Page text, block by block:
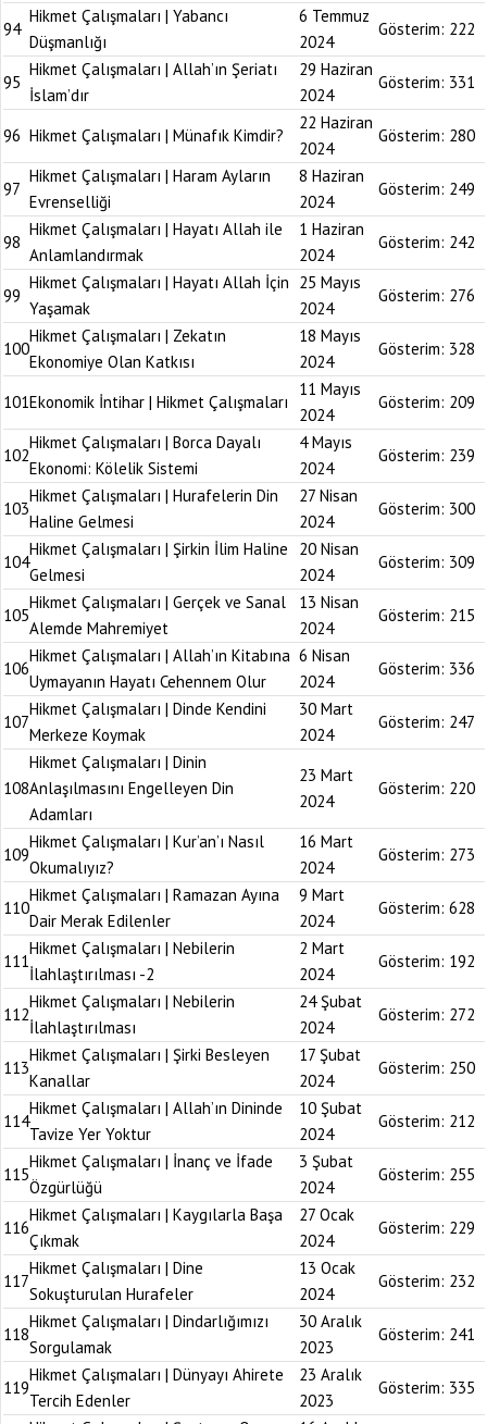
94
Hikmet Çalışmaları | Yabancı
Düşmanlığı
6 Temmuz
2024
Gösterim: 222
95
Hikmet Çalışmaları | Allah’ın Şeriatı
İslam’dır
29 Haziran
2024
Gösterim: 331
96 Hikmet Çalışmaları | Münafık Kimdir?
22 Haziran
2024
Gösterim: 280
97
Hikmet Çalışmaları | Haram Ayların
Evrenselliği
8 Haziran
2024
Gösterim: 249
98
Hikmet Çalışmaları | Hayatı Allah ile
Anlamlandırmak
1 Haziran
2024
Gösterim: 242
99
Hikmet Çalışmaları | Hayatı Allah İçin
Yaşamak
25 Mayıs
2024
Gösterim: 276
100
Hikmet Çalışmaları | Zekatın
Ekonomiye Olan Katkısı
18 Mayıs
2024
Gösterim: 328
101Ekonomik İntihar | Hikmet Çalışmaları
11 Mayıs
2024
Gösterim: 209
102
Hikmet Çalışmaları | Borca Dayalı
Ekonomi: Kölelik Sistemi
4 Mayıs
2024
Gösterim: 239
103
Hikmet Çalışmaları | Hurafelerin Din
Haline Gelmesi
27 Nisan
2024
Gösterim: 300
104
Hikmet Çalışmaları | Şirkin İlim Haline
Gelmesi
20 Nisan
2024
Gösterim: 309
105
Hikmet Çalışmaları | Gerçek ve Sanal
Alemde Mahremiyet
13 Nisan
2024
Gösterim: 215
106
Hikmet Çalışmaları | Allah’ın Kitabına
Uymayanın Hayatı Cehennem Olur
6 Nisan
2024
Gösterim: 336
107
Hikmet Çalışmaları | Dinde Kendini
Merkeze Koymak
30 Mart
2024
Gösterim: 247
108
Hikmet Çalışmaları | Dinin
Anlaşılmasını Engelleyen Din
Adamları
23 Mart
2024
Gösterim: 220
109
Hikmet Çalışmaları | Kur’an’ı Nasıl
Okumalıyız?
16 Mart
2024
Gösterim: 273
110
Hikmet Çalışmaları | Ramazan Ayına
Dair Merak Edilenler
9 Mart
2024
Gösterim: 628
111
Hikmet Çalışmaları | Nebilerin
İlahlaştırılması -2
2 Mart
2024
Gösterim: 192
112
Hikmet Çalışmaları | Nebilerin
İlahlaştırılması
24 Şubat
2024
Gösterim: 272
113
Hikmet Çalışmaları | Şirki Besleyen
Kanallar
17 Şubat
2024
Gösterim: 250
114
Hikmet Çalışmaları | Allah’ın Dininde
Tavize Yer Yoktur
10 Şubat
2024
Gösterim: 212
115
Hikmet Çalışmaları | İnanç ve İfade
Özgürlüğü
3 Şubat
2024
Gösterim: 255
116
Hikmet Çalışmaları | Kaygılarla Başa
Çıkmak
27 Ocak
2024
Gösterim: 229
117
Hikmet Çalışmaları | Dine
Sokuşturulan Hurafeler
13 Ocak
2024
Gösterim: 232
118
Hikmet Çalışmaları | Dindarlığımızı
Sorgulamak
30 Aralık
2023
Gösterim: 241
119
Hikmet Çalışmaları | Dünyayı Ahirete
Tercih Edenler
23 Aralık
2023
Gösterim: 335